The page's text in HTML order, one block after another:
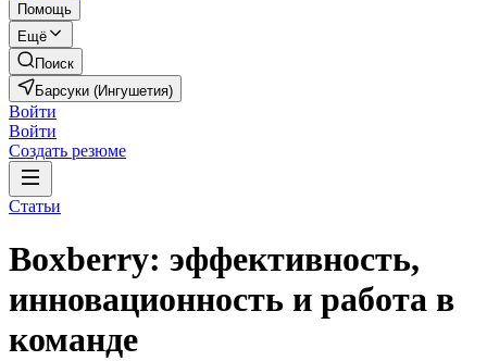
Помощь
Ещё
Поиск
Барсуки (Ингушетия)
Войти
Войти
Создать резюме
Статьи
Boxberry: эффективность,
инновационность и работа в
команде